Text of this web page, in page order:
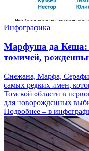
Инфографика
Марфуша да Кеша:
томичей,
Снежана, Марфа,
самых редких имен,
Томской области в
для новорожденных
Подробнее – в